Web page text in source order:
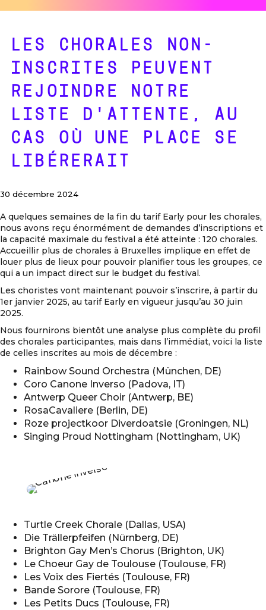
LES CHORALES NON-
INSCRITES PEUVENT
REJOINDRE NOTRE
LISTE D'ATTENTE, AU
CAS OÙ UNE PLACE SE
LIBÉRERAIT
30 décembre 2024
A quelques semaines de la fin du tarif Early pour les chorales,
nous avons reçu énormément de demandes d’inscriptions et
la capacité maximale du festival a été atteinte : 120 chorales.
Accueillir plus de chorales à Bruxelles implique en effet de
louer plus de lieux pour pouvoir planifier tous les groupes, ce
qui a un impact direct sur le budget du festival.
Les choristes vont maintenant pouvoir s’inscrire, à partir du
1er janvier 2025, au tarif Early en vigueur jusqu’au 30 juin
2025.
Nous fournirons bientôt une analyse plus complète du profil
des chorales participantes, mais dans l’immédiat, voici la liste
de celles inscrites au mois de décembre :
Rainbow Sound Orchestra (München, DE)
Coro Canone Inverso (Padova, IT)
Antwerp Queer Choir (Antwerp, BE)
RosaCavaliere (Berlin, DE)
Roze projectkoor Diverdoatsie (Groningen, NL)
Singing Proud Nottingham (Nottingham, UK)
Turtle Creek Chorale (Dallas, USA)
Die Trällerpfeifen (Nürnberg, DE)
Brighton Gay Men’s Chorus (Brighton, UK)
Le Choeur Gay de Toulouse (Toulouse, FR)
Les Voix des Fiertés (Toulouse, FR)
Bande Sorore (Toulouse, FR)
Les Petits Ducs (Toulouse, FR)